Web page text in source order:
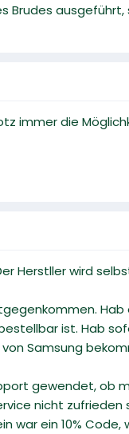
Brudes
immer die
Herstller wird
ist. Hab
Samsung
gewendet, ob
nicht zufrieden
war ein 10%